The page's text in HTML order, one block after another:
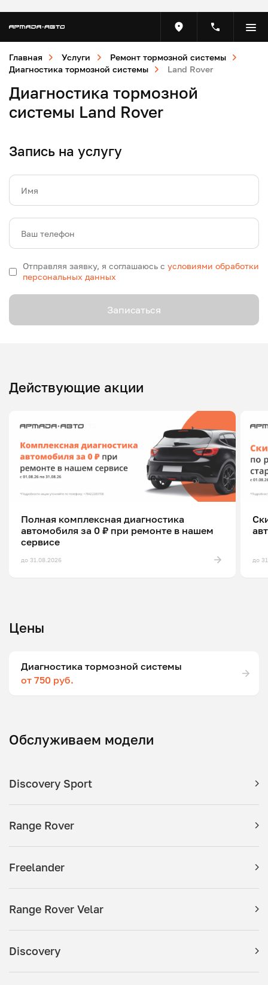
Главная Услуги
Ремонт тормозной системы
Диагностика тормозной системы
Land Rover
Диагностика тормозной
системы Land Rover
Запись на услугу
Имя
Ваш телефон
Отправляя заявку, я соглашаюсь с условиями обработки
персональных данных
Записаться
Действующие акции
Полная комплексная диагностика
автомобиля за 0 ₽ при ремонте в нашем
сервисе
до 31.08.2026 до
Цены
Диагностика тормозной системы
от 750 руб.
Обслуживаем модели
Discovery Sport
Range Rover
Freelander
Range Rover Velar
Discovery